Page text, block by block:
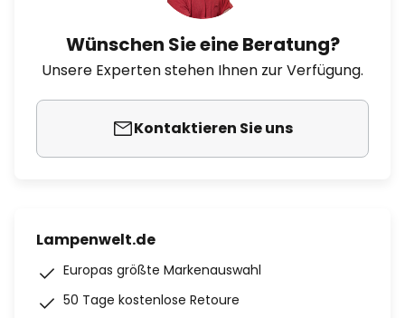
Wünschen Sie eine Beratung?
Unsere Experten stehen Ihnen zur Verfügung.
Kontaktieren Sie uns
Lampenwelt.de
Europas größte Markenauswahl
50 Tage kostenlose Retoure